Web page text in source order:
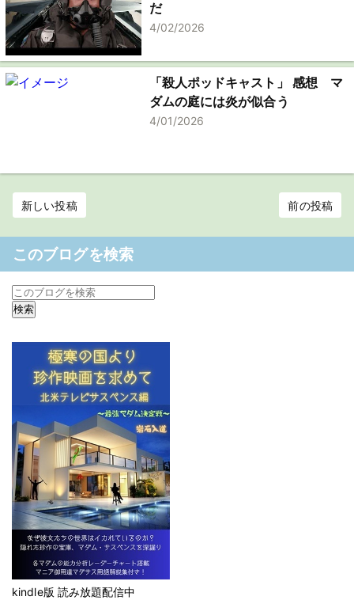
だ
4/02/2026
「殺人ポッドキャスト」 感想 マ
ダムの庭には炎が似合う
4/01/2026
新しい投稿 前の投稿
このブログを検索
kindle版 読み放題配信中